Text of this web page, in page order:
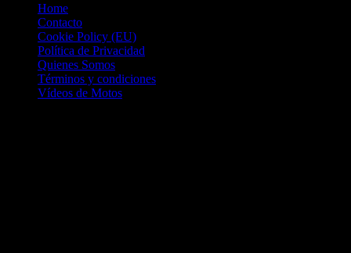
Home
Contacto
Cookie Policy (EU)
Política de Privacidad
Quienes Somos
Términos y condiciones
Vídeos de Motos